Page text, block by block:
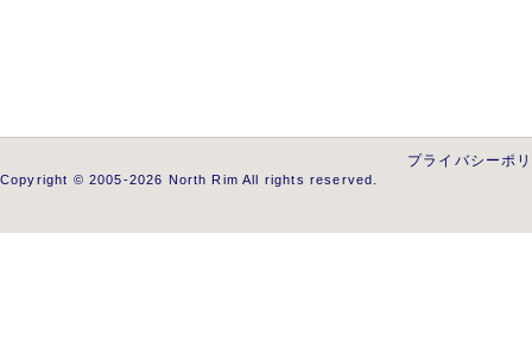
プライバシーポ
Copyright © 2005-2026 North Rim All rights reserved.